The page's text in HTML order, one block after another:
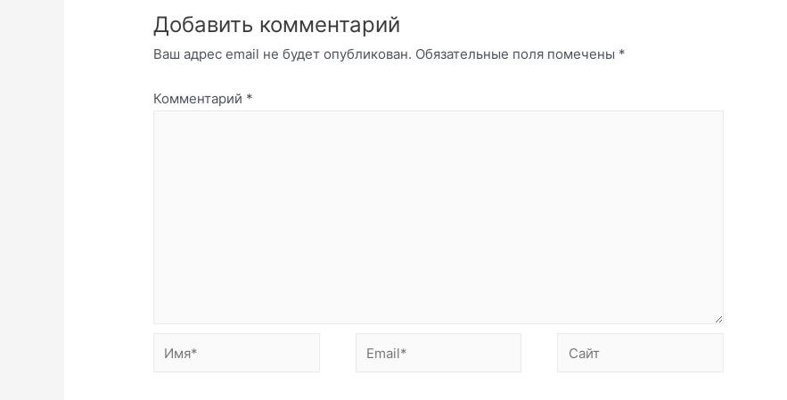
Добавить комментарий
Ваш адрес email не будет опубликован. Обязательные поля помечены *
Комментарий *
Имя* Email* Сайт